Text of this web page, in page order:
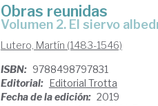
Obras reunidas
Volumen 2. El siervo
Lutero, Martín (1483-1546)
ISBN: 9788498797831
Editorial: Editorial Trotta
Fecha de la edición: 2019